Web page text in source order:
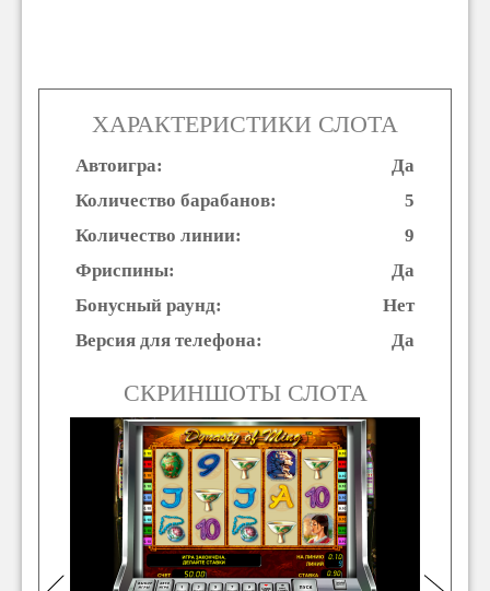
ХАРАКТЕРИСТИКИ СЛОТА
Автоигра:
Да
Количество барабанов:
5
Количество линии:
9
Фриспины:
Да
Бонусный раунд:
Нет
Версия для телефона:
Да
СКРИНШОТЫ СЛОТА